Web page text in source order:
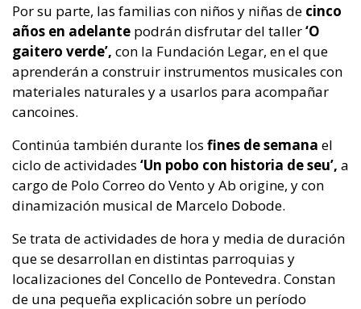
Por su parte, las familias con niños y niñas de cinco
años en adelante podrán disfrutar del taller‘O
gaitero verde’, con la Fundación Legar, en el que
aprenderán a construir instrumentos musicales con
materiales naturales y a usarlos para acompañar
cancoines.
Continúa también durante los fines de semana el
ciclo de actividades ‘Un pobo con historia de seu’, a
cargo de Polo Correo do Vento y Ab origine, y con
dinamización musical de Marcelo Dobode.
Se trata de actividades de hora y media de duración
que se desarrollan en distintas parroquias y
localizaciones del Concello de Pontevedra. Constan
de una pequeña explicación sobre un período